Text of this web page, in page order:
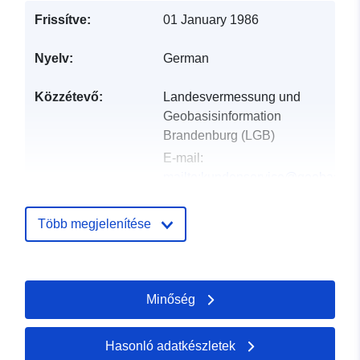
Frissítve: 01 January 1986
Nyelv: German
Közzétevő:
Landesvermessung und
Geobasisinformation
Brandenburg (LGB)
E-mail:
Katalógus-
Hozzáadva a data.europa.eu-hoz:
Frissítve: data.europa.eu: 04
August 2026
Koordináták:
Több megjelenítése
Minőség
Hasonló adatkészletek